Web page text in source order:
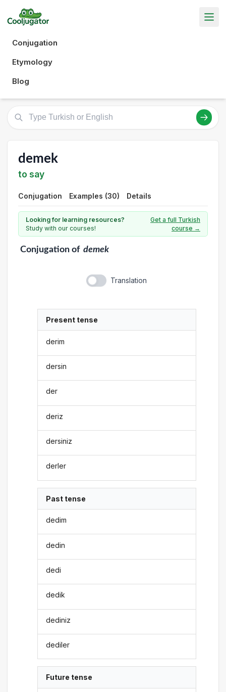
Conjugation
Etymology
Blog
demek
to say
Conjugation Examples (30) Details
Looking for learning resources?
Study with our courses!
Get a full Turkish
course →
Conjugationof demek
Translation
Present tense
derim
dersin
der
deriz
dersiniz
derler
Past tense
dedim
dedin
dedi
dedik
dediniz
dediler
Future tense